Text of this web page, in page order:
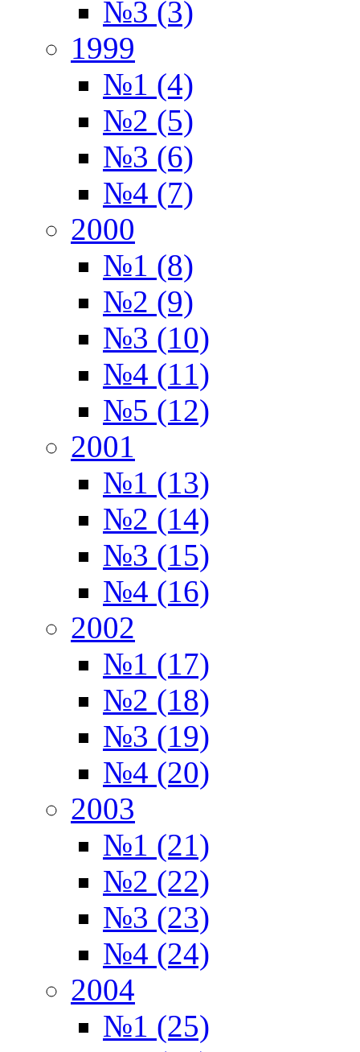
№3 (3)
1999
№1 (4)
№2 (5)
№3 (6)
№4 (7)
2000
№1 (8)
№2 (9)
№3 (10)
№4 (11)
№5 (12)
2001
№1 (13)
№2 (14)
№3 (15)
№4 (16)
2002
№1 (17)
№2 (18)
№3 (19)
№4 (20)
2003
№1 (21)
№2 (22)
№3 (23)
№4 (24)
2004
№1 (25)